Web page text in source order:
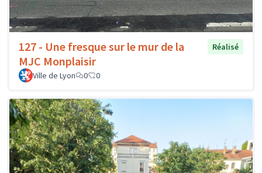
127 - Une fresque sur le mur de la
MJC Monplaisir
Réalisé
Ville de Lyon 0 0